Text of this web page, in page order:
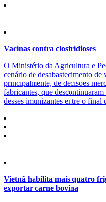
Vacinas contra clostridioses
O Ministério da Agricultura e
cenário de desabastecimento
principalmente, de decisões
fabricantes, que
desses imunizantes entre o final
Vietnã habilita mais quatro
exportar carne bovina